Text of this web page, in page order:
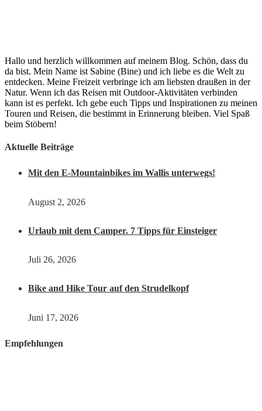
Hallo und herzlich willkommen auf meinem Blog. Schön, dass du
da bist. Mein Name ist Sabine (Bine) und ich liebe es die Welt zu
entdecken. Meine Freizeit verbringe ich am liebsten draußen in der
Natur. Wenn ich das Reisen mit Outdoor-Aktivitäten verbinden
kann ist es perfekt. Ich gebe euch Tipps und Inspirationen zu meinen
Touren und Reisen, die bestimmt in Erinnerung bleiben. Viel Spaß
beim Stöbern!
Aktuelle Beiträge
Mit den E-Mountainbikes im Wallis unterwegs!
August 2, 2026
Urlaub mit dem Camper. 7 Tipps für Einsteiger
Juli 26, 2026
Bike and Hike Tour auf den Strudelkopf
Juni 17, 2026
Empfehlungen